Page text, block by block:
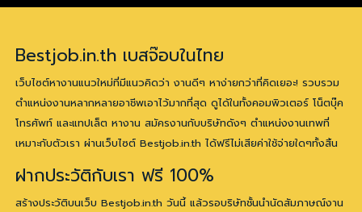
Bestjob.in.th เบสจ๊อบในไทย
เว็บไซต์หางานแนวใหม่ที่มีแนวคิดว่า งานดีๆ หาง่ายกว่าที่คิดเยอะ! รวบรวม
ตำแหน่งงานหลากหลายอาชีพเอาไว้มากที่สุด ดูได้ในทั้งคอมพิวเตอร์ โน็ตบุ๊ค
โทรศัพท์ และแทปเล็ต หางาน สมัครงานกับบริษัทดังๆ ตำแหน่งงานเทพที่
เหมาะกับตัวเรา ผ่านเว็บไซต์ Bestjob.in.th ได้ฟรีไม่เสียค่าใช้จ่ายใดๆทั้งสิ้น
ฝากประวัติกับเรา ฟรี 100%
สร้างประวัติบนเว็บ Bestjob.in.th วันนี้ แล้วรอบริษัทชั้นนำนัดสัมภาษณ์งาน